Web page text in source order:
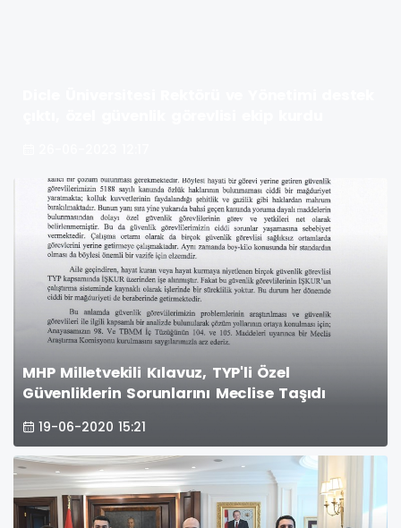
MHP Milletvekili Kılavuz, TYP'li Özel
Güvenliklerin Sorunlarını Meclise Taşıdı
19-06-2020 15:21